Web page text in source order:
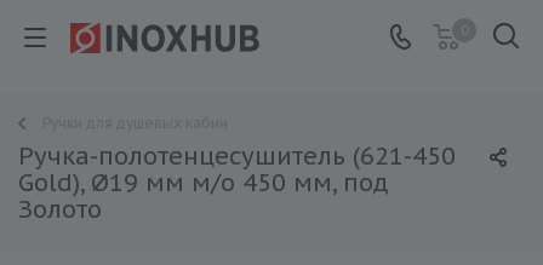
0
Ручка-полотенцесушитель (621-450
Gold), Ø19 мм м/о 450 мм, под
Золото